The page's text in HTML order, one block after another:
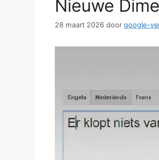
Nieuwe
28 maart 2026 door google-